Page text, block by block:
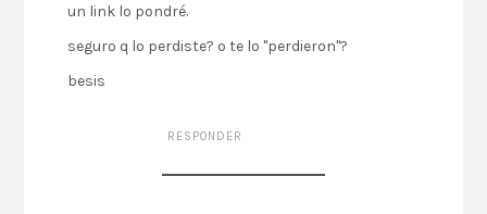
un link lo pondré.
seguro q lo perdiste? o te lo "perdieron"?
besis
RESPONDER